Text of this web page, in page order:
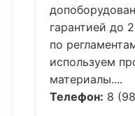
гарантией до
по
используем
материалы....
Телефон: 8